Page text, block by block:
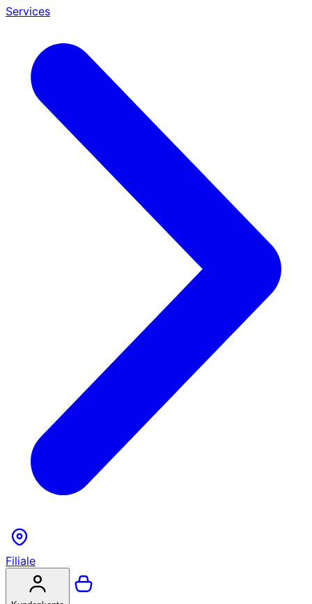
Services
Filiale